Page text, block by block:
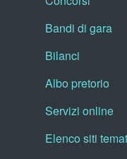
Bandi di gara
Bilanci
Albo pretorio
Servizi online
Elenco siti